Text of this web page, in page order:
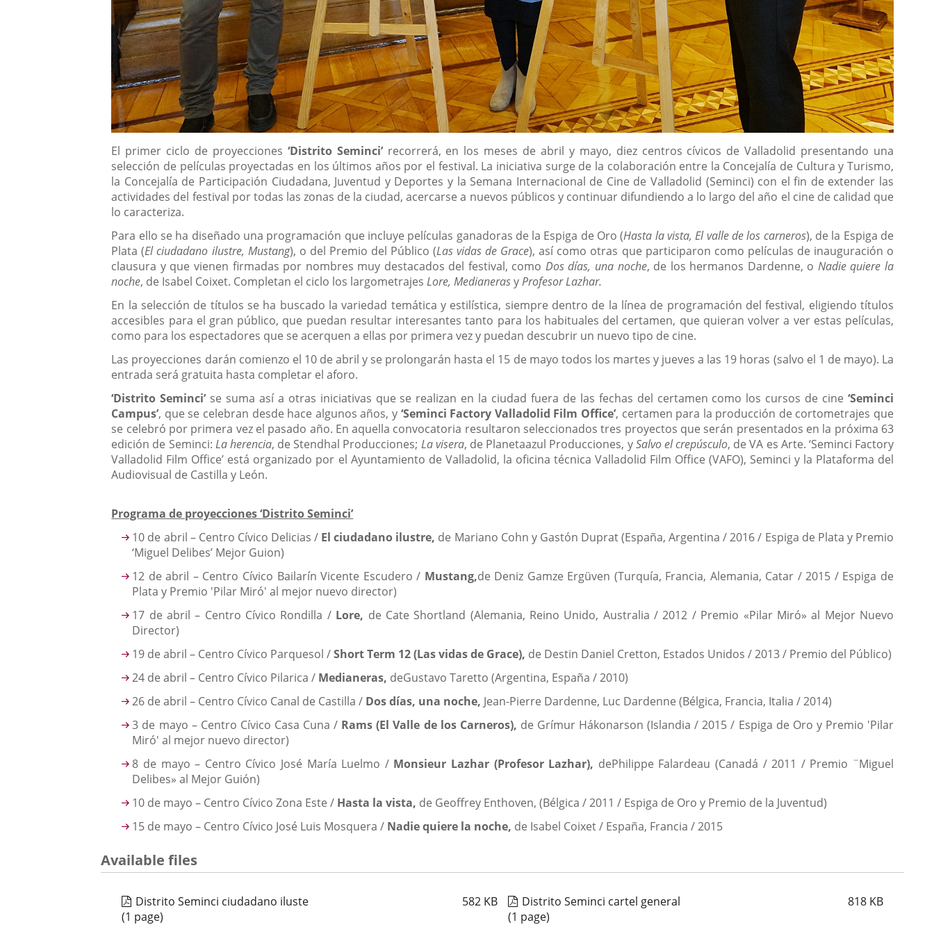
Descripción
El primer ciclo de proyecciones ‘Distrito Seminci’recorrerá, en los meses de abril y mayo, diez centros cívicos de Valladolid presentando una
selección de películas proyectadas en los últimos años por el festival. La iniciativa surge de la colaboración entre la Concejalía de Cultura y Turismo,
la Concejalía de Participación Ciudadana, Juventud y Deportes y la Semana Internacional de Cine de Valladolid (Seminci) con el fin de extender las
actividades del festival por todas las zonas de la ciudad, acercarse a nuevos públicos y continuar difundiendo a lo largo del año el cine de calidad que
lo caracteriza.
Para ello se ha diseñado una programación que incluye películas ganadoras de la Espiga de Oro (Hasta la vista, El valle de los carneros), de la Espiga de
Plata (El ciudadano ilustre, Mustang), o del Premio del Público (Las vidas de Grace), así como otras que participaron como películas de inauguración o
clausura y que vienen firmadas por nombres muy destacados del festival, como Dos días, una noche, de los hermanos Dardenne, o Nadie quiere la
noche, de Isabel Coixet. Completan el ciclo los largometrajesLore, MedianerasyProfesor Lazhar.
En la selección de títulos se ha buscado la variedad temática y estilística, siempre dentro de la línea de programación del festival, eligiendo títulos
accesibles para el gran público, que puedan resultar interesantes tanto para los habituales del certamen, que quieran volver a ver estas películas,
como para los espectadores que se acerquen a ellas por primera vez y puedan descubrir un nuevo tipo de cine.
Las proyecciones darán comienzo el 10 de abril y se prolongarán hasta el 15 de mayo todos los martes y jueves a las 19 horas (salvo el 1 de mayo). La
entrada será gratuita hasta completar el aforo.
‘Distrito Seminci’se suma así a otras iniciativas que se realizan en la ciudad fuera de las fechas del certamen como los cursos de cine ‘Seminci
Campus’, que se celebran desde hace algunos años, y ‘Seminci Factory Valladolid Film Office’, certamen para la producción de cortometrajes que
se celebró por primera vez el pasado año. En aquella convocatoria resultaron seleccionados tres proyectos que serán presentados en la próxima 63
edición de Seminci: La herencia, de Stendhal Producciones; La visera, de Planetaazul Producciones, ySalvo el crepúsculo, de VA es Arte. ‘Seminci Factory
Valladolid Film Office’ está organizado por el Ayuntamiento de Valladolid, la oficina técnica Valladolid Film Office (VAFO), Seminci y la Plataforma del
Audiovisual de Castilla y León.
Programa de proyecciones ‘Distrito Seminci’
10 de abril – Centro Cívico Delicias / El ciudadano ilustre, de Mariano Cohn y Gastón Duprat (España, Argentina / 2016 / Espiga de Plata y Premio
‘Miguel Delibes’ Mejor Guion)
12 de abril – Centro Cívico Bailarín Vicente Escudero / Mustang,de Deniz Gamze Ergüven (Turquía, Francia, Alemania, Catar / 2015 / Espiga de
Plata y Premio 'Pilar Miró' al mejor nuevo director)
17 de abril – Centro Cívico Rondilla / Lore, de Cate Shortland (Alemania, Reino Unido, Australia / 2012 / Premio «Pilar Miró» al Mejor Nuevo
Director)
19 de abril – Centro Cívico Parquesol /Short Term 12 (Las vidas de Grace), de Destin Daniel Cretton, Estados Unidos / 2013 / Premio del Público)
24 de abril – Centro Cívico Pilarica / Medianeras, deGustavo Taretto (Argentina, España / 2010)
26 de abril – Centro Cívico Canal de Castilla / Dos días, una noche, Jean-Pierre Dardenne, Luc Dardenne (Bélgica, Francia, Italia / 2014)
3 de mayo – Centro Cívico Casa Cuna / Rams (El Valle de los Carneros), de Grímur Hákonarson (Islandia / 2015 / Espiga de Oro y Premio 'Pilar
Miró' al mejor nuevo director)
8 de mayo – Centro Cívico José María Luelmo / Monsieur Lazhar(Profesor Lazhar), dePhilippe Falardeau (Canadá / 2011 / Premio ¨Miguel
Delibes» al Mejor Guión)
10 de mayo – Centro Cívico Zona Este / Hasta la vista, de Geoffrey Enthoven, (Bélgica / 2011 / Espiga de Oro y Premio de la Juventud)
15 de mayo – Centro Cívico José Luis Mosquera / Nadie quiere la noche, de Isabel Coixet / España, Francia / 2015
Available files
Distrito Seminci ciudadano iluste 582 KB
(1 page)
Distrito Seminci cartel general 818 KB
(1 page)